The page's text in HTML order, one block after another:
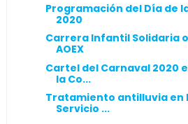
Programación del Día de
2020
Carrera Infantil Solidaria
AOEX
Cartel del Carnaval 2020
la Co...
Tratamiento antilluvia en
Servicio ...